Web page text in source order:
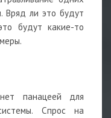
Вряд ли это будут
будут какие-то
панацеей для
Спрос на